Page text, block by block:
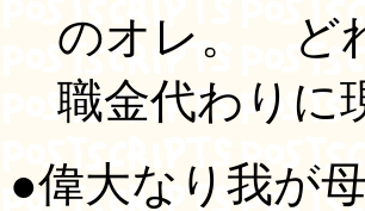
のオレ。 ど
職金代わりに
●偉大なり我が母